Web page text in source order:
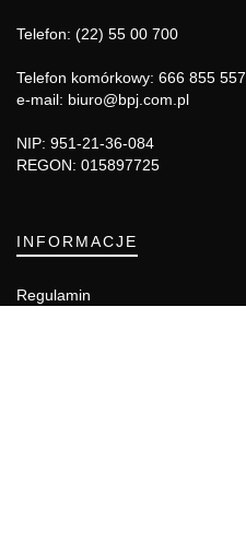
Telefon: (22) 55 00 700
Telefon komórkowy: 666 855 557
e-mail: biuro@bpj.com.pl
NIP: 951-21-36-084
REGON: 015897725
INFORMACJE
Regulamin